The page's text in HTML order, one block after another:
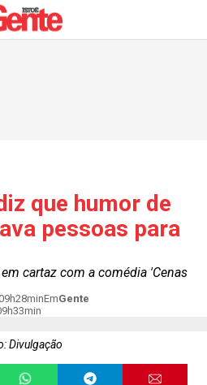
que humor de
pessoas para
cartaz com a comédia 'Cenas
EmGente
Divulgação